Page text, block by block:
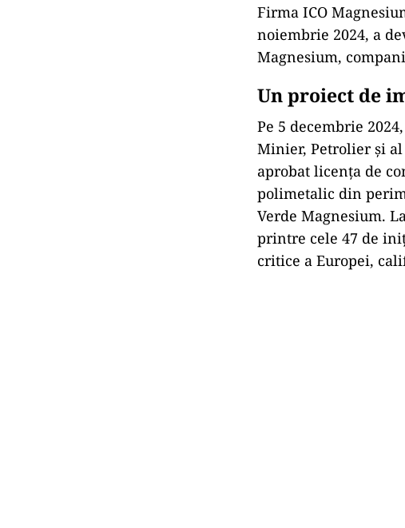
Firma ICO
noiembrie 2024, a
Magnesium,
Un proiect de
Pe 5 decembrie
Minier, Petrolier și al
aprobat licența de
polimetalic din
Verde Magnesium.
printre cele 47 de
critice a Europei,